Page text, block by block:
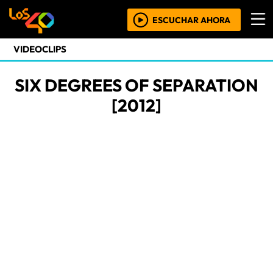
ESCUCHAR AHORA
VIDEOCLIPS
SIX DEGREES OF SEPARATION
[2012]